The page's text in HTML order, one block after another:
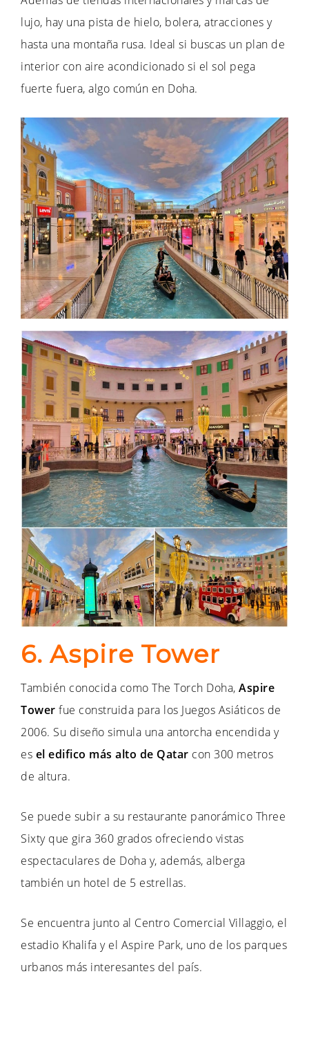
lujo, hay una pista de hielo, bolera, atracciones y
hasta una montaña rusa. Ideal si buscas un plan de
interior con aire acondicionado si el sol pega
fuerte fuera, algo común en Doha.
6. Aspire Tower
También conocida como The Torch Doha, Aspire
Tower fue construida para los Juegos Asiáticos de
2006. Su diseño simula una antorcha encendida y
es el edifico más alto de Qatar con 300 metros
de altura.
Se puede subir a su restaurante panorámico Three
Sixty que gira 360 grados ofreciendo vistas
espectaculares de Doha y, además, alberga
también un hotel de 5 estrellas.
Se encuentra junto al Centro Comercial Villaggio, el
estadio Khalifa y el Aspire Park, uno de los parques
urbanos más interesantes del país.